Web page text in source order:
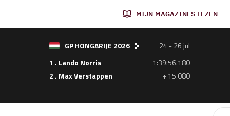
MIJN MAGAZINES LEZEN
GP HONGARIJE 2026
24 - 26 jul
1 . Lando Norris
1:39:56.180
2 . Max Verstappen
+ 15.080